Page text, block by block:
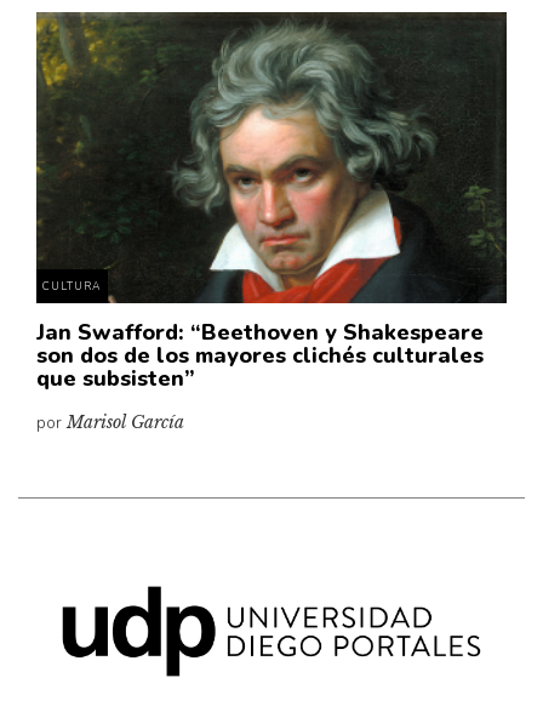
Literatura
Medioambiente
Narrativas visuales
Pensamiento
Pensamiento ilustrado
Personaje
Personajes secundarios
Política
Relecturas
Sociedad
Turismo accidental
Voces y lecturas
CULTURA
Jan Swafford: “Beethoven y Shakespeare
son dos de los mayores clichés culturales
que subsisten”
porMarisol García